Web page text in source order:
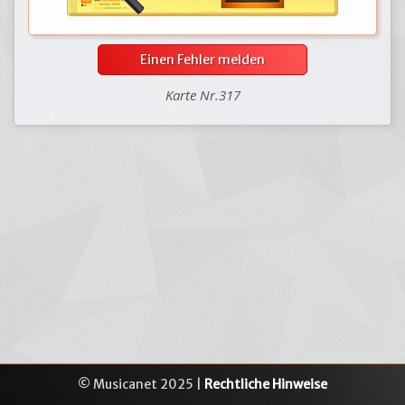
Einen Fehler melden
Karte Nr.317
© Musicanet 2025 | Rechtliche Hinweise